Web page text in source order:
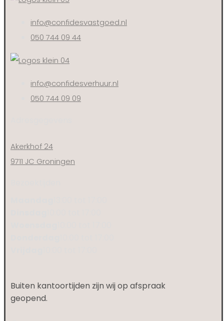
info@confidesvastgoed.nl
050 744 09 44
info@confidesverhuur.nl
050 744 09 09
Akerkhof 24
9711 JC Groningen
Buiten kantoortijden zijn wij op afspraak
geopend.